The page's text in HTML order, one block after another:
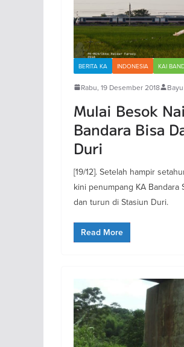
BERITA KA INDONESIA KAI
Rabu, 19 Desember 2018
Mulai Besok
Bandara Bisa
Duri
[19/12]. Setelah hampir
kini penumpang KA Bandara
dan turun di Stasiun Duri.
Read More